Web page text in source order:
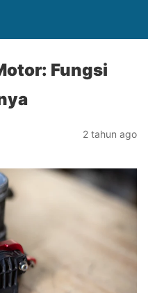
Fungsi
2 tahun ago